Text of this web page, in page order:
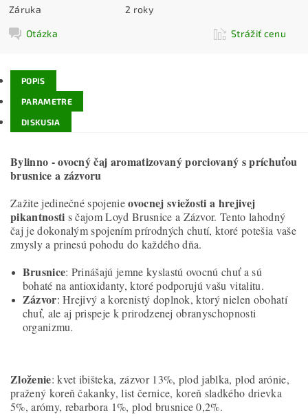
Záruka 2 roky
Otázka Strážiť cenu
POPIS
PARAMETRE
DISKUSIA
Bylinno - ovocný čaj aromatizovaný porciovaný s príchuťou
brusnice a zázvoru
Zažite jedinečné spojenieovocnej sviežosti a hrejivej
pikantnosti s čajom Loyd Brusnice a Zázvor. Tento lahodný
čaj je dokonalým spojením prírodných chutí, ktoré potešia vaše
zmysly a prinesú pohodu do každého dňa.
Brusnice: Prinášajú jemne kyslastú ovocnú chuť a sú
bohaté na antioxidanty, ktoré podporujú vašu vitalitu.
Zázvor: Hrejivý a korenistý doplnok, ktorý nielen obohatí
chuť, ale aj prispeje k prirodzenej obranyschopnosti
organizmu.
Zloženie: kvet ibišteka, zázvor 13%, plod jablka, plod arónie,
pražený koreň čakanky, list černice, koreň sladkého drievka
5%, arómy, rebarbora 1%, plod brusnice 0,2%.